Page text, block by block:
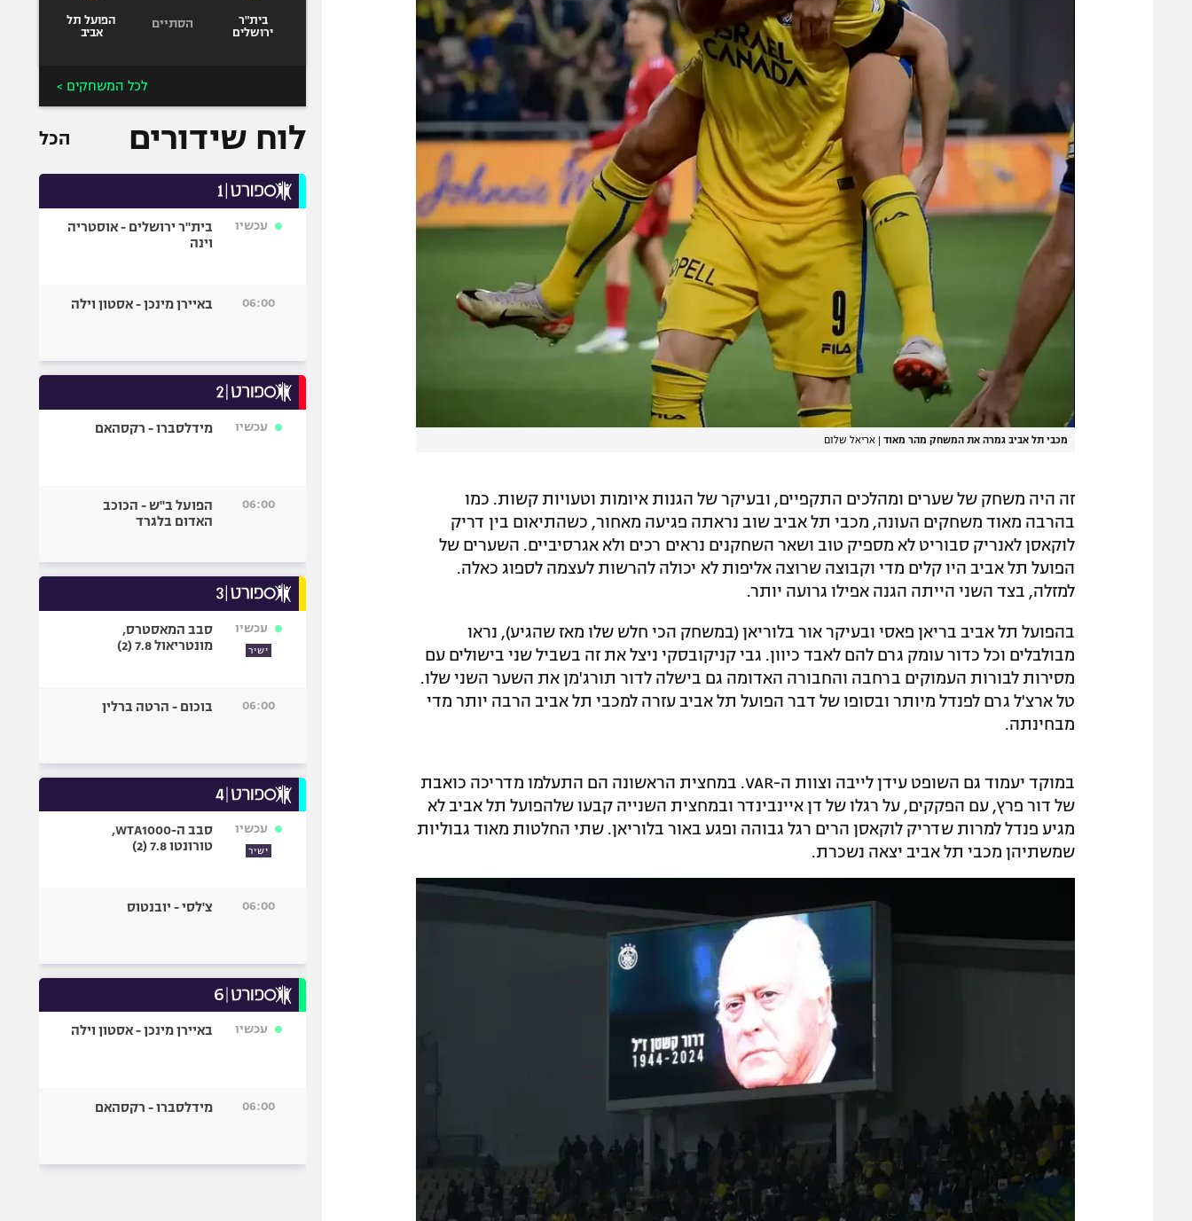
מכבי תל אביב גמרה את המשחק מהר מאוד | אריאל שלום
זה היה משחק של שערים ומהלכים התקפיים, ובעיקר של הגנות איומות וטעויות קשות. כמו
בהרבה מאוד משחקים העונה, מכבי תל אביב שוב נראתה פגיעה מאחור, כשהתיאום בין דריק
לוקאסן לאנריק סבוריט לא מספיק טוב ושאר השחקנים נראים רכים ולא אגרסיביים. השערים של
הפועל תל אביב היו קלים מדי וקבוצה שרוצה אליפות לא יכולה להרשות לעצמה לספוג כאלה.
למזלה, בצד השני הייתה הגנה אפילו גרועה יותר.
בהפועל תל אביב בריאן פאסי ובעיקר אור בלוריאן (במשחק הכי חלש שלו מאז שהגיע), נראו
מבולבלים וכל כדור עומק גרם להם לאבד כיוון. גבי קניקובסקי ניצל את זה בשביל שני בישולים עם
מסירות לבורות העמוקים ברחבה והחבורה האדומה גם בישלה לדור תורג'מן את השער השני שלו.
טל ארצ'ל גרם לפנדל מיותר ובסופו של דבר הפועל תל אביב עזרה למכבי תל אביב הרבה יותר מדי
מבחינתה.
במוקד יעמוד גם השופט עידן לייבה וצוות ה-VAR. במחצית הראשונה הם התעלמו מדריכה כואבת
של דור פרץ, עם הפקקים, על רגלו של דן איינבינדר ובמחצית השנייה קבעו שלהפועל תל אביב לא
מגיע פנדל למרות שדריק לוקאסן הרים רגל גבוהה ופגע באור בלוריאן. שתי החלטות מאוד גבוליות
שמשתיהן מכבי תל אביב יצאה נשכרת.
בית"ר
ירושלים
הסתיים
הפועל תל
אביב
לכל המשחקים >
לוח שידורים הכל
עכשיו
בית"ר ירושלים - אוסטריה
וינה
06:00 באיירן מינכן - אסטון וילה
עכשיו מידלסברו - רקסהאם
06:00
הפועל ב"ש - הכוכב
האדום בלגרד
עכשיו
ישיר
סבב המאסטרס,
מונטריאול 7.8 (2)
06:00 בוכום - הרטה ברלין
עכשיו
ישיר
סבב ה-WTA1000,
טורונטו 7.8 (2)
06:00 צ'לסי - יובנטוס
עכשיו באיירן מינכן - אסטון וילה
06:00 מידלסברו - רקסהאם